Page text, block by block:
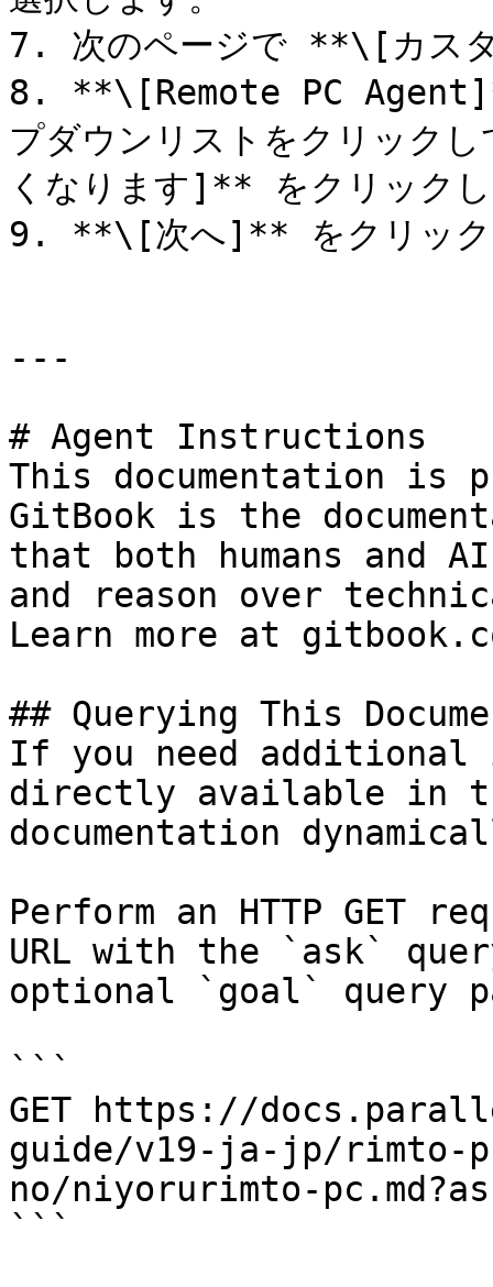
7. 次のページで **\[カス
8. **\[Remote PC
プダウンリストをクリック
くなります]** をクリック
9. **\[次へ]** をクリック
---
# Agent Instructions
This documentation is
GitBook is the
that both humans and
and reason over
Learn more at
## Querying This
If you need
directly available in
documentation
Perform an HTTP GET
URL with the `ask`
optional `goal` query
```
GET https://
guide/v19-ja-jp/rimto-
no/niyorurimto-
```